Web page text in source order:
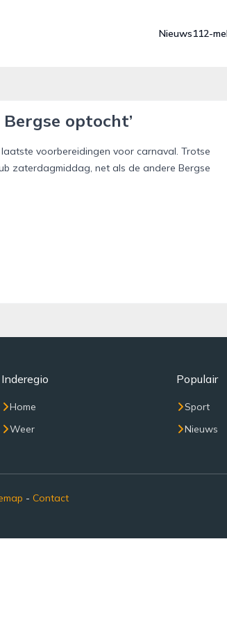
Nieuws112-
optocht’
voorbereidingen voor carnaval. Trotse
zaterdagmiddag, net als de andere Bergse
Inderegio
Home
Weer
Populair
Sport
Nieuws
- Contact